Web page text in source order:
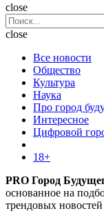
Поиск
close
Search
for:
close
Все новости
Общество
Культура
Наука
Про город
Интересное
Цифровой
18+
PRO Город
основанное на
трендовых